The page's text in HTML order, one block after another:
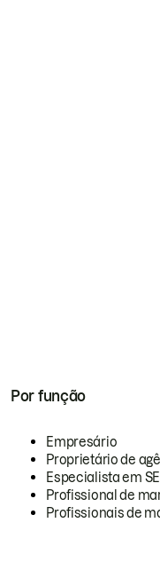
Por função
Empresário
Proprietário de
Especialista em
Profissional de
Profissionais de